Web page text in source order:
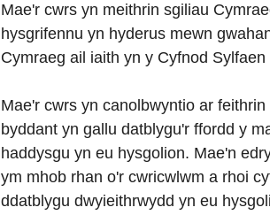
Mae'r cwrs yn meithrin sgiliau
hysgrifennu yn hyderus mewn
Cymraeg ail iaith yn y Cyfnod
Mae'r cwrs yn canolbwyntio ar
byddant yn gallu datblygu'r ffordd y
haddysgu yn eu hysgolion. Mae'n
ym mhob rhan o'r cwricwlwm a rhoi
ddatblygu dwyieithrwydd yn eu